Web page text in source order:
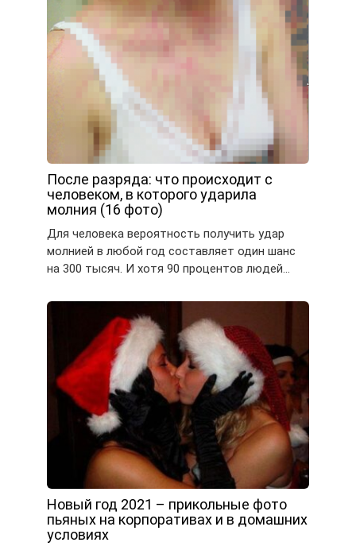
После разряда: что происходит с
человеком, в которого ударила
молния (16 фото)
Для человека вероятность получить удар
молнией в любой год составляет один шанс
на 300 тысяч. И хотя 90 процентов людей…
Новый год 2021 – прикольные фото
пьяных на корпоративах и в домашних
условиях